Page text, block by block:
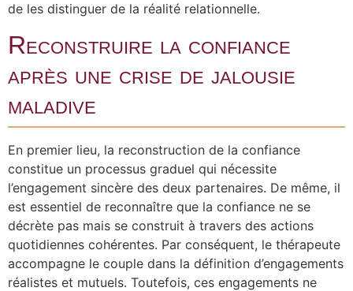
de les distinguer de la réalité relationnelle.
Reconstruire la confiance
après une crise de jalousie
maladive
En premier lieu, la reconstruction de la confiance
constitue un processus graduel qui nécessite
l’engagement sincère des deux partenaires. De même, il
est essentiel de reconnaître que la confiance ne se
décrète pas mais se construit à travers des actions
quotidiennes cohérentes. Par conséquent, le thérapeute
accompagne le couple dans la définition d’engagements
réalistes et mutuels. Toutefois, ces engagements ne